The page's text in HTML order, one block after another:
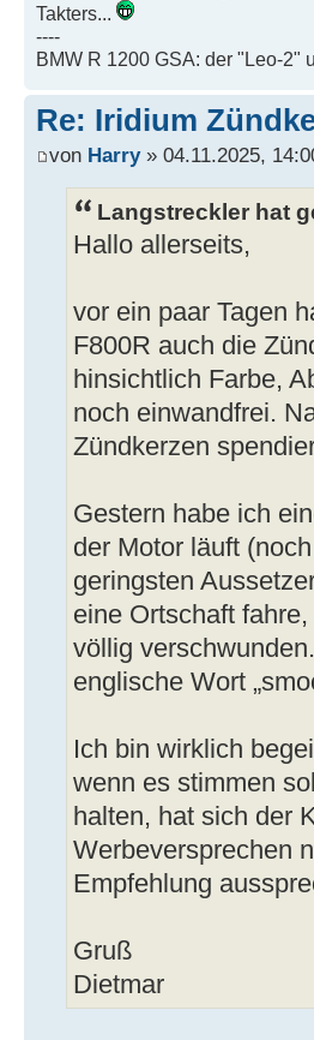
Takters...
----
BMW R 1200 GSA: der "Leo-2"
Re: Iridium
von Harry» 04.11.2025,
Langstreckler hat
Hallo allerseits,
vor ein paar Tagen
F800R auch die
hinsichtlich Farbe,
noch einwandfrei.
Zündkerzen
Gestern habe ich
der Motor läuft
geringsten
eine Ortschaft
völlig
englische Wort
Ich bin wirklich
wenn es stimmen
halten, hat sich der
Werbeversprechen
Empfehlung
Gruß
Dietmar